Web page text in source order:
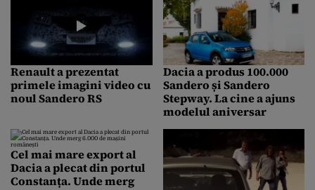
Renault a prezentat
primele imagini video cu
noul Sandero RS
Dacia a produs 100.000
Sandero și Sandero
Stepway. La cine a ajuns
modelul aniversar
Cel mai mare export al
Dacia a plecat din portul
Constanța. Unde merg